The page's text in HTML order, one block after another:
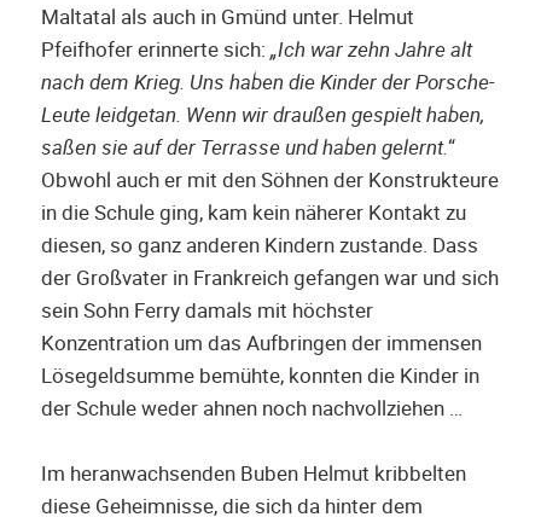
Maltatal als auch in Gmünd unter. Helmut
Pfeifhofer erinnerte sich:„Ich war zehn Jahre alt
nach dem Krieg. Uns haben die Kinder der Porsche-
Leute leidgetan. Wenn wir draußen gespielt haben,
saßen sie auf der Terrasse und haben gelernt.“
Obwohl auch er mit den Söhnen der Konstrukteure
in die Schule ging, kam kein näherer Kontakt zu
diesen, so ganz anderen Kindern zustande. Dass
der Großvater in Frankreich gefangen war und sich
sein Sohn Ferry damals mit höchster
Konzentration um das Aufbringen der immensen
Lösegeldsumme bemühte, konnten die Kinder in
der Schule weder ahnen noch nachvollziehen …
Im heranwachsenden Buben Helmut kribbelten
diese Geheimnisse, die sich da hinter dem